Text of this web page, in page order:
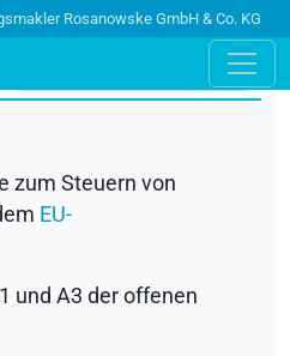
Rosanowske GmbH & Co. KG
zum Steuern von
EU-
und A3 der offenen